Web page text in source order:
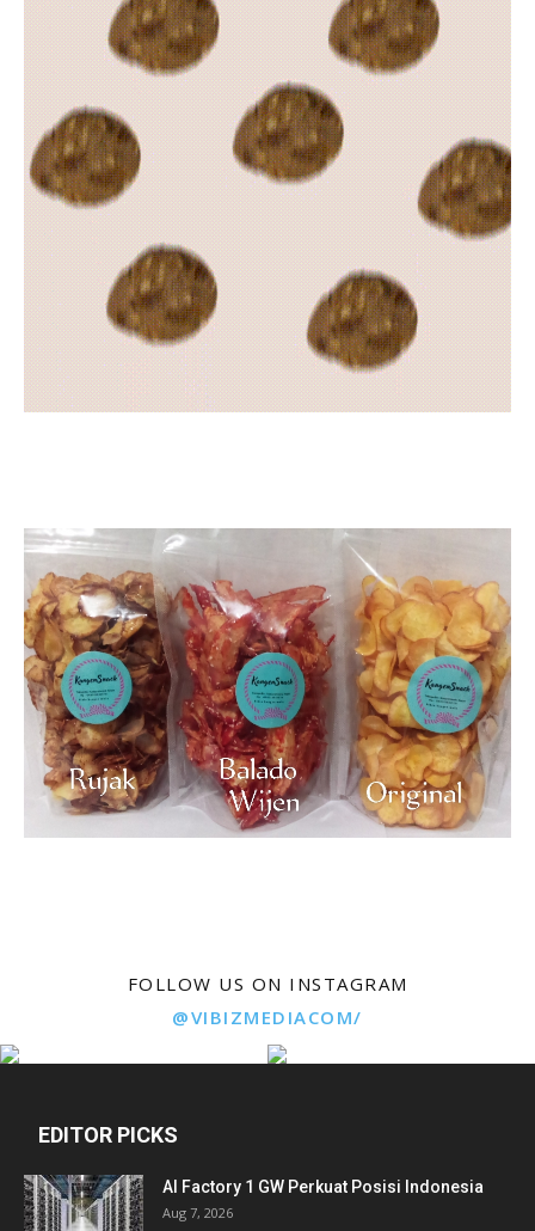
FOLLOW US ON INSTAGRAM
@VIBIZMEDIACOM/
EDITOR PICKS
AI Factory 1 GW Perkuat Posisi Indonesia
Aug 7, 2026